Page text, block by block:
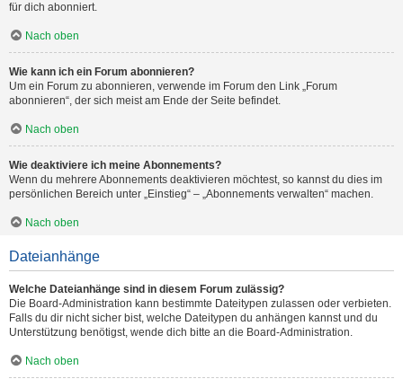
für dich abonniert.
Nach oben
Wie kann ich ein Forum abonnieren?
Um ein Forum zu abonnieren, verwende im Forum den Link „Forum
abonnieren“, der sich meist am Ende der Seite befindet.
Nach oben
Wie deaktiviere ich meine Abonnements?
Wenn du mehrere Abonnements deaktivieren möchtest, so kannst du dies im
persönlichen Bereich unter „Einstieg“ – „Abonnements verwalten“ machen.
Nach oben
Dateianhänge
Welche Dateianhänge sind in diesem Forum zulässig?
Die Board-Administration kann bestimmte Dateitypen zulassen oder verbieten.
Falls du dir nicht sicher bist, welche Dateitypen du anhängen kannst und du
Unterstützung benötigst, wende dich bitte an die Board-Administration.
Nach oben